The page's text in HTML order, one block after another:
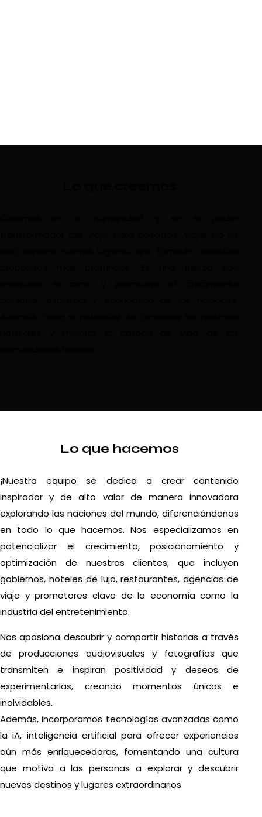
Lo que hacemos
¡Nuestro equipo se dedica a crear contenido
inspirador y de alto valor de manera innovadora
explorando las naciones del mundo, diferenciándonos
en todo lo que hacemos. Nos especializamos en
potencializar el crecimiento, posicionamiento y
optimización de nuestros clientes, que incluyen
gobiernos, hoteles de lujo, restaurantes, agencias de
viaje y promotores clave de la economía como la
industria del entretenimiento.
Nos apasiona descubrir y compartir historias a través
de producciones audiovisuales y fotografías que
transmiten e inspiran positividad y deseos de
experimentarlas, creando momentos únicos e
inolvidables.
Además, incorporamos tecnologías avanzadas como
la iA, inteligencia artificial para ofrecer experiencias
aún más enriquecedoras, fomentando una cultura
que motiva a las personas a explorar y descubrir
nuevos destinos y lugares extraordinarios.